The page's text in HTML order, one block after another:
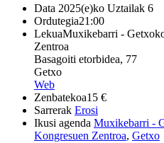
Data 2025(e)ko Uztailak 6
Ordutegia21:00
LekuaMuxikebarri -
Zentroa
Basagoiti etorbidea, 77
Getxo
Web
Zenbatekoa15 €
Sarrerak Erosi
Ikusi agenda Muxikebarri -
Kongresuen Zentroa, Getxo